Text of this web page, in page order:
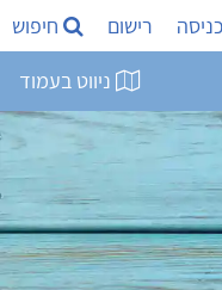
כניסה רישום חיפוש
ניווט בעמוד